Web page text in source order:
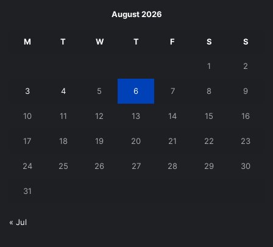
August 2026
M T W T F S S
1 2
3 4 5 6 7 8 9
10 11 12 13 14 15 16
17 18 19 20 21 22 23
24 25 26 27 28 29 30
31
« Jul